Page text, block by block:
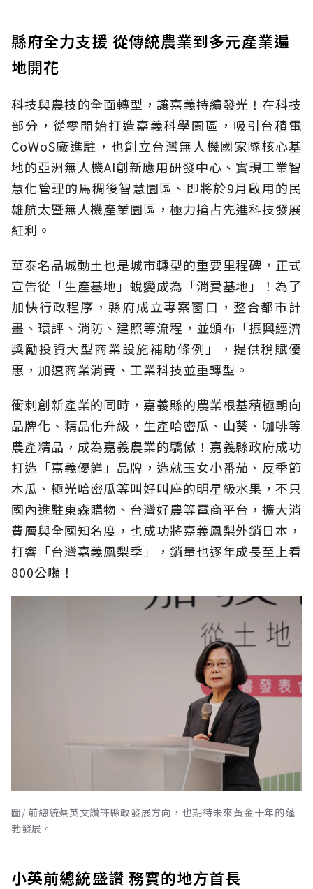
縣府全力支援 從傳統農業到多元產業遍
地開花
科技與農技的全面轉型，讓嘉義持續發光！在科技
部分，從零開始打造嘉義科學園區，吸引台積電
CoWoS廠進駐，也創立台灣無人機國家隊核心基
地的亞洲無人機AI創新應用研發中心、實現工業智
慧化管理的馬稠後智慧園區、即將於9月啟用的民
雄航太暨無人機產業園區，極力搶占先進科技發展
紅利。
華泰名品城動土也是城市轉型的重要里程碑，正式
宣告從「生產基地」蛻變成為「消費基地」！為了
加快行政程序，縣府成立專案窗口，整合都市計
畫、環評、消防、建照等流程，並頒布「振興經濟
獎勵投資大型商業設施補助條例」，提供稅賦優
惠，加速商業消費、工業科技並重轉型。
衝刺創新產業的同時，嘉義縣的農業根基積極朝向
品牌化、精品化升級，生產哈密瓜、山葵、咖啡等
農產精品，成為嘉義農業的驕傲！嘉義縣政府成功
打造「嘉義優鮮」品牌，造就玉女小番茄、反季節
木瓜、極光哈密瓜等叫好叫座的明星級水果，不只
國內進駐東森購物、台灣好農等電商平台，擴大消
費層與全國知名度，也成功將嘉義鳳梨外銷日本，
打響「台灣嘉義鳳梨季」，銷量也逐年成長至上看
800公噸！
圖/ 前總統蔡英文讚許縣政發展方向，也期待未來黃金十年的蓬
勃發展。
小英前總統盛讚 務實的地方首長